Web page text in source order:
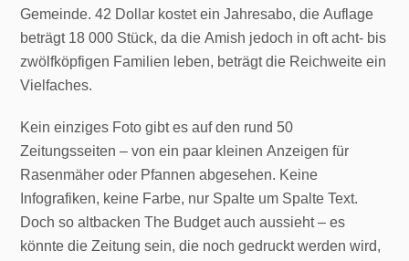
Gemeinde. 42 Dollar kostet ein Jahresabo, die Auflage
beträgt 18 000 Stück, da die Amish jedoch in oft acht- bis
zwölfköpfigen Familien leben, beträgt die Reichweite ein
Vielfaches.
Kein einziges Foto gibt es auf den rund 50
Zeitungsseiten – von ein paar kleinen Anzeigen für
Rasenmäher oder Pfannen abgesehen. Keine
Infografiken, keine Farbe, nur Spalte um Spalte Text.
Doch so altbacken The Budget auch aussieht – es
könnte die Zeitung sein, die noch gedruckt werden wird,